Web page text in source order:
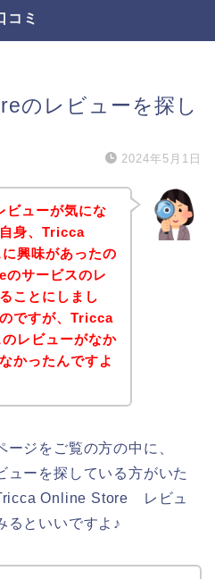
コミ
のレビューを探し
2024年5月1日
ューが気にな
身、Tricca
興味があったの
サービスのレ
ことにしまし
ですが、Tricca
レビューがなか
かったんですよ
ジをご覧の方の中に、
ーを探している方がいた
Online Store レビュ
るといいですよ♪